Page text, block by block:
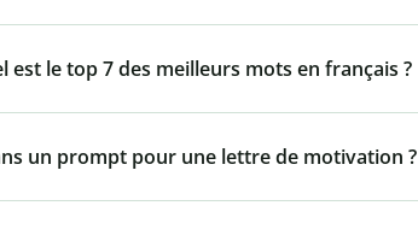
est le top 7 des meilleurs mots en français ?
un prompt pour une lettre de motivation ?